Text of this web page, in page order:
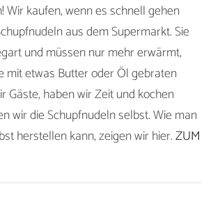
Wir kaufen, wenn es schnell gehen
aus dem Supermarkt. Sie
und müssen nur mehr erwärmt,
mit etwas Butter oder Öl gebraten
Gäste, haben wir Zeit und kochen
wir die Schupfnudeln selbst. Wie man
herstellen kann, zeigen wir hier.ZUM